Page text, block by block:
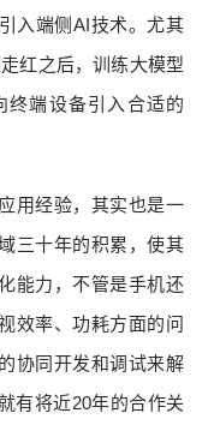
入端侧AI技术。尤其
红之后，训练大模型
终端设备引入合适的
用经验，其实也是一
三十年的积累，使其
能力，不管是手机还
效率、功耗方面的问
协同开发和调试来解
有将近20年的合作关